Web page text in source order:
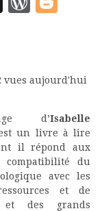
vues aujourd'hui
d’Isabelle
un livre à lire
il répond aux
du
avec les
et de
et des grands